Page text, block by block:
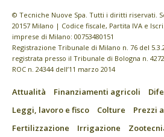
© Tecniche Nuove Spa. Tutti i diritti riservati.
20157 Milano | Codice fiscale, Partita IVA e
imprese di Milano: 00753480151
Registrazione Tribunale di Milano n. 76 del
registrata presso il Tribunale di Bologna n.
ROC n. 24344 dell’11 marzo 2014
Attualità Finanziamenti agricoli
Leggi, lavoro e fisco
Colture
Prezzi
Fertilizzazione
Irrigazione